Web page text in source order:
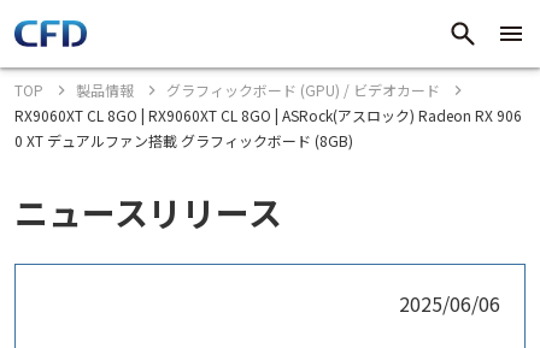
TOP 製品情報
グラフィックボード (GPU) / ビデオカード
RX9060XT CL 8GO | RX9060XT CL 8GO | ASRock(アスロック) Radeon RX 906
0 XT デュアルファン搭載 グラフィックボード (8GB)
ニュースリリース
2025/06/06